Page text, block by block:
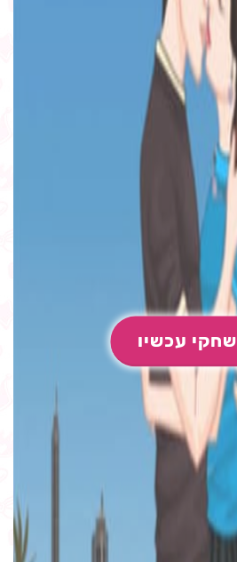
שחקי עכשיו